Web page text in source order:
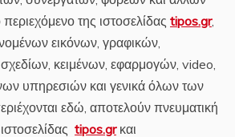
της ιστοσελίδας tipos.gr,
εικόνων, γραφικών,
κειμένων, εφαρμογών, video,
υπηρεσιών και γενικά όλων των
εδώ, αποτελούν πνευματική
tipos.grκαι